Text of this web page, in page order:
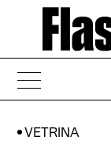
VETRINA